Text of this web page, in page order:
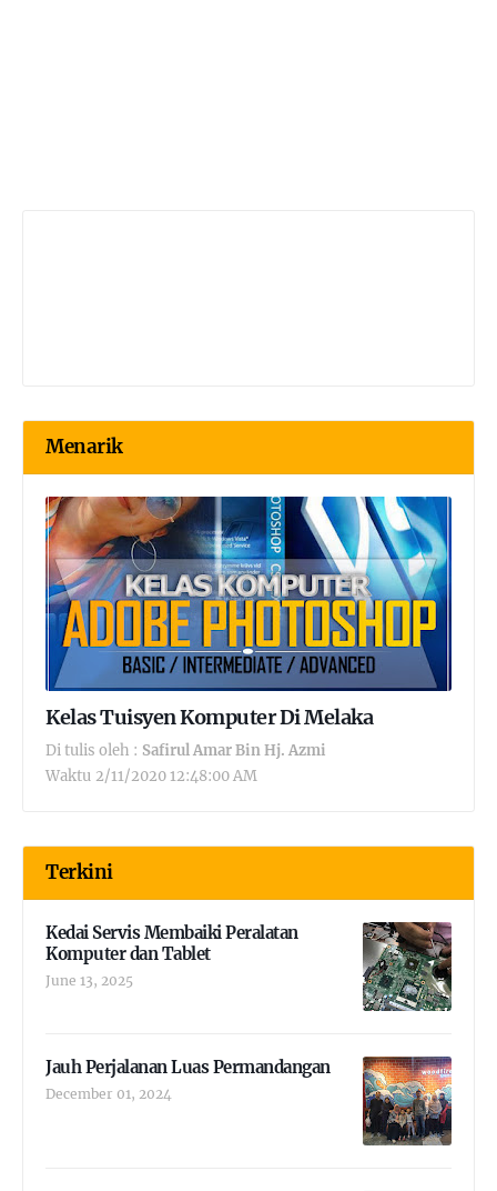
Menarik
Kelas Tuisyen Komputer Di Melaka
Di tulis oleh : Safirul Amar Bin Hj. Azmi
Waktu 2/11/2020 12:48:00 AM
Terkini
Kedai Servis Membaiki Peralatan
Komputer dan Tablet
June 13, 2025
Jauh Perjalanan Luas Permandangan
December 01, 2024